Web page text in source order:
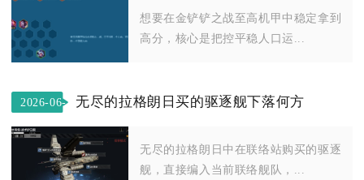
想要在金铲铲之战至高机甲中稳定拿到
高分，核心是把控平稳人口运...
2026-06-
无尽的拉格朗日买的驱逐舰下落何方
无尽的拉格朗日中在联络站购买的驱逐
舰，直接编入当前联络舰队，...